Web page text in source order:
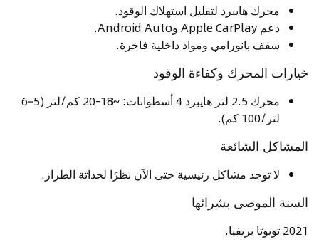
محرك هايبرد لتقليل استهلاك الوقود.
دعم Apple CarPlay وAndroid Auto.
سقف بانورامي ومواد داخلية فاخرة.
خيارات المحرك وكفاءة الوقود
محرك 2.5 لتر هايبرد 4 أسطوانات: ~18-20 كم/لتر (5–6
لتر/100 كم).
المشاكل الشائعة
لا توجد مشاكل رئيسية حتى الآن نظرًا لحداثة الطراز.
السنة الموصى بشرائها
2021 تويوتا بريفيا.